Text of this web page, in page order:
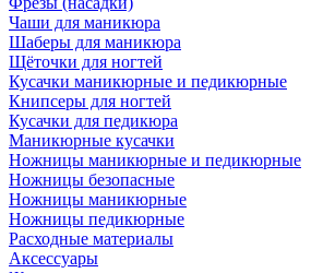
Чаши для маникюра
Шаберы для маникюра
Щёточки для ногтей
Кусачки маникюрные и педикюрные
Книпсеры для ногтей
Кусачки для педикюра
Маникюрные кусачки
Ножницы маникюрные и педикюрные
Ножницы безопасные
Ножницы маникюрные
Ножницы педикюрные
Расходные материалы
Аксессуары